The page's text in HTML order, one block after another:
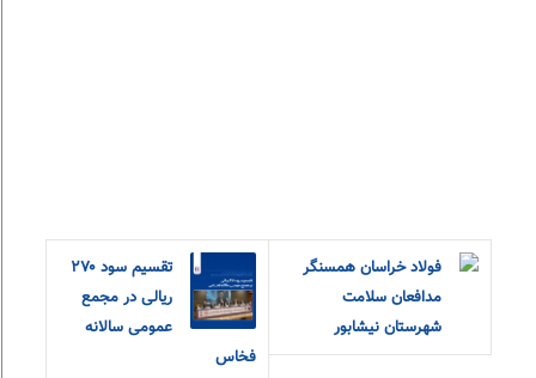
فولاد خراسان همسنگر
مدافعان سلامت
شهرستان نیشابور
تقسیم سود ۲۷۰
ریالی در مجمع
عمومی سالانه
فخاس